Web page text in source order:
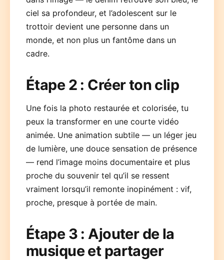
ciel sa profondeur, et l’adolescent sur le
trottoir devient une personne dans un
monde, et non plus un fantôme dans un
cadre.
Étape 2 : Créer ton clip
Une fois la photo restaurée et colorisée, tu
peux la transformer en une courte vidéo
animée. Une animation subtile — un léger jeu
de lumière, une douce sensation de présence
— rend l’image moins documentaire et plus
proche du souvenir tel qu’il se ressent
vraiment lorsqu’il remonte inopinément : vif,
proche, presque à portée de main.
Étape 3 : Ajouter de la
musique et partager